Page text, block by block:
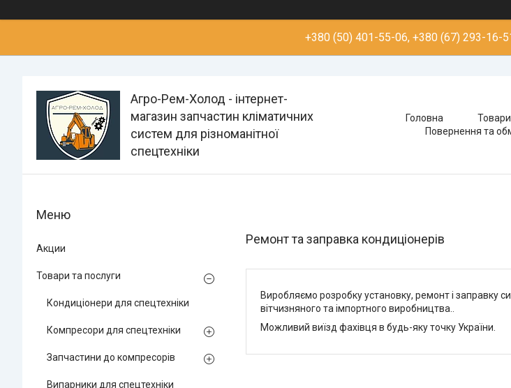
+380 (50) 401-55-06, +380 (67) 293-16-
Агро-Рем-Холод - інтернет-
магазин запчастин кліматичних
систем для різноманітної
спецтехніки
Головна
Повернення та
Ремонт та заправка кондиціонерів
Виробляємо розробку установку, ремонт і заправку
вітчизняного та імпортного виробництва..
Можливий виїзд фахівця в будь-яку точку України.
Акции
Товари та послуги
Кондиціонери для спецтехніки
Компресори для спецтехніки
Запчастини до компресорів
Випарники для спецтехніки